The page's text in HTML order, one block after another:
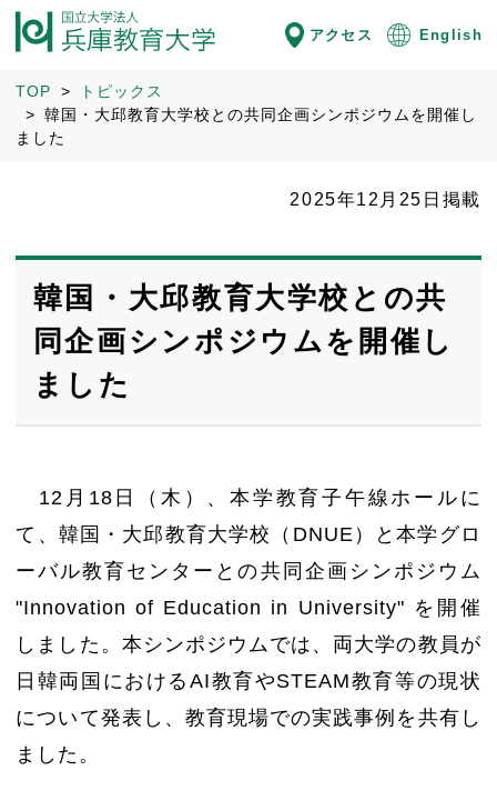
アクセス English
TOP
トピックス
韓国・大邱教育大学校との共同企画シンポジウムを開催し
ました
2025年12月25日掲載
韓国・大邱教育大学校との共
同企画シンポジウムを開催し
ました
12 月 18 日（木）、本学教育子午線ホールに
て、韓国・大邱教育大学校（ DNUE ）と本学グロ
ーバル教育センターとの共同企画シンポジウム
"Innovation of Education in University" を開催
しました。本シンポジウムでは、両大学の教員が
日韓両国における AI教育やSTEAM教育等の現状
について発表し、教育現場での実践事例を共有し
ました。